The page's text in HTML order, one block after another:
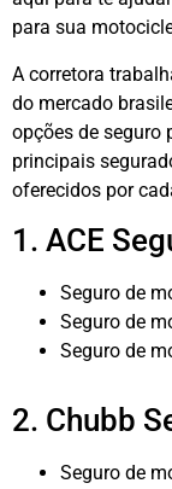
para sua
A corretora
do mercado
opções de seguro
principais
oferecidos por
1. ACE
Seguro de
Seguro de
Seguro de
2. Chubb
Seguro de